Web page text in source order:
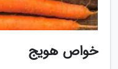
خواص هویج